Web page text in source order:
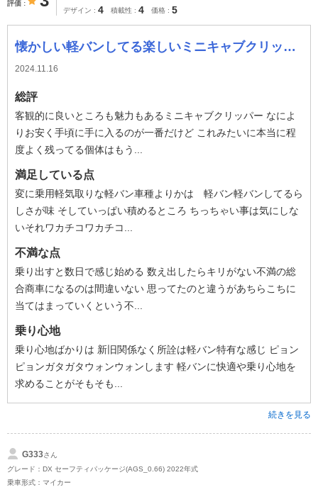
評価
デザイン 4 積載性 4 価格 5
懐かしい軽バンしてる楽しいミニキャブクリッパー
2024.11.16
総評
客観的に良いところも魅力もあるミニキャブクリッパー なによ
りお安く手頃に手に入るのが一番だけど これみたいに本当に程
度よく残ってる個体はもう...
満足している点
変に乗用軽気取りな軽バン車種よりかは 軽バン軽バンしてるら
しさが味 そしていっぱい積めるところ ちっちゃい事は気にしな
いそれワカチコワカチコ...
不満な点
乗り出すと数日で感じ始める 数え出したらキリがない不満の総
合商車になるのは間違いない 思ってたのと違うがあちらこちに
当てはまっていくという不...
乗り心地
乗り心地ばかりは 新旧関係なく所詮は軽バン特有な感じ ピョン
ピョンガタガタウォンウォンします 軽バンに快適や乗り心地を
求めることがそもそも...
続きを見る
G333さん
グレード：DX セーフティパッケージ(AGS_0.66) 2022年式
乗車形式：マイカー